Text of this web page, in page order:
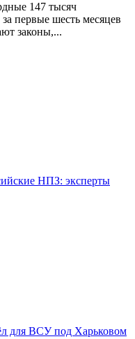
147 тысяч
первые шесть месяцев
законы,...
НПЗ: эксперты
для ВСУ под Харьковом